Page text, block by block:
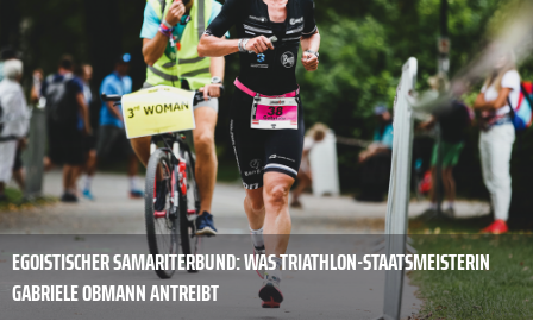
EGOISTISCHER SAMARITERBUND: WAS TRIATHLON-STAATSMEISTERIN
GABRIELE OBMANN ANTREIBT